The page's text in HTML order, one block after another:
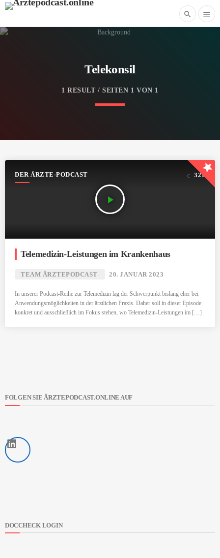
search menu
Telekonsil
1 RESULT / SEITEN 1 VON 1
DER ÄRZTE-PODCAST
play_arrow
321star
Telemedizin-Leistungen im Krankenhaus
TEAM ÄRZTEPODCAST 20. JANUAR 2023
In unserer Podcast-Reihe zur Telemedizin lag der Schwerpunkt bislang eher bei
Anwendungsmöglichkeiten in der ärztlichen Praxis. Daher soll in dieser Episode
konkret und ausschließlich im Fokus stehen, wo Telemedizin-Leistungen im […]
FOLGEN SIE ÄRZTEPODCAST.ONLINE AUF
LinkedIn
DOCCHECK LOGIN